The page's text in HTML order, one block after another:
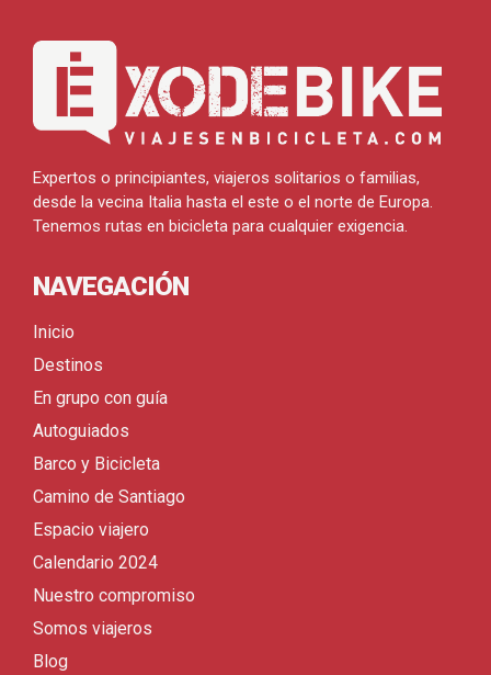
Expertos o principiantes, viajeros solitarios o familias,
desde la vecina Italia hasta el este o el norte de Europa.
Tenemos rutas en bicicleta para cualquier exigencia.
NAVEGACIÓN
Inicio
Destinos
En grupo con guía
Autoguiados
Barco y Bicicleta
Camino de Santiago
Espacio viajero
Calendario 2024
Nuestro compromiso
Somos viajeros
Blog